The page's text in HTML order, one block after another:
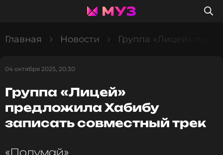
Главная Новости Группа «Лицей»
04 октября 2025, 20:30
Группа «Лицей»
предложила Хабибу
записать совместный трек
«Подумай»